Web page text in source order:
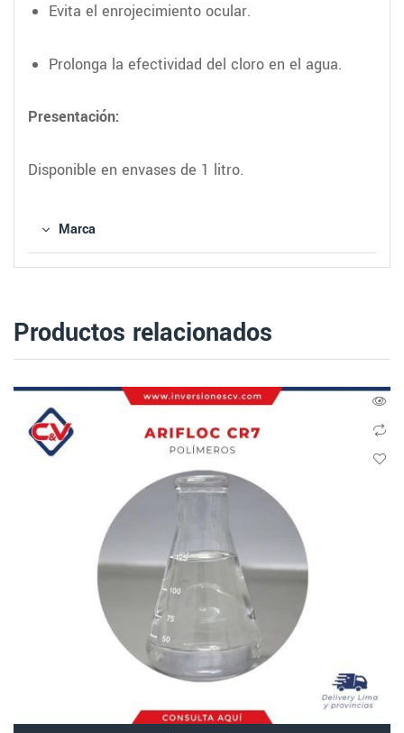
Evita el enrojecimiento ocular.
Prolonga la efectividad del cloro en el agua.
Presentación:
Disponible en envases de 1 litro.
Marca
Productos relacionados